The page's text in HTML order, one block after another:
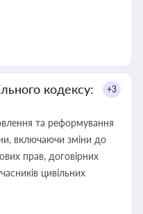
кодексу:
+3
та реформування
включаючи зміни до
прав, договірних
цивільних